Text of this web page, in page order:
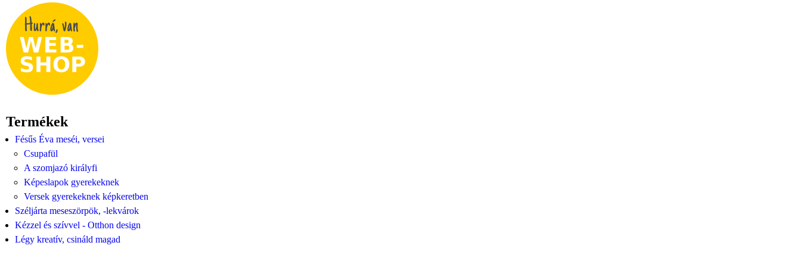
Termékek
Fésűs Éva meséi, versei
Csupafül
A szomjazó királyfi
Képeslapok gyerekeknek
Versek gyerekeknek képkeretben
Széljárta meseszörpök, -lekvárok
Kézzel és szívvel - Otthon design
Légy kreatív, csináld magad